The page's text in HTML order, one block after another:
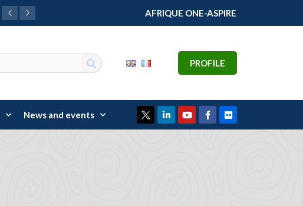
Learning Package 2024: 31 early-career researchers trained in research design and management
AFRIQUE ONE-ASPIRE
PROFILE
News and events